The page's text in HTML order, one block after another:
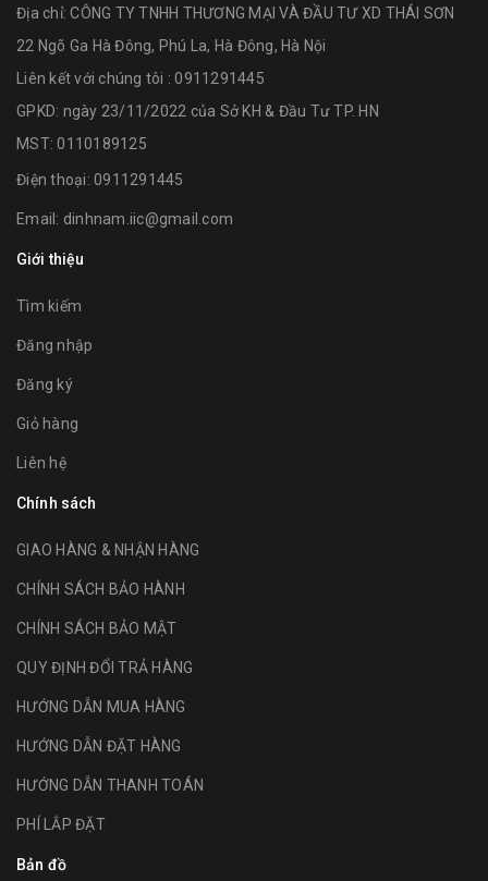
Địa chỉ:CÔNG TY TNHH THƯƠNG MẠI VÀ ĐẦU TƯ XD THÁI SƠN
22 Ngõ Ga Hà Đông, Phú La, Hà Đông, Hà Nội
Liên kết với chúng tôi : 0911291445
GPKD: ngày 23/11/2022 của Sở KH & Đầu Tư TP. HN
MST: 0110189125
Điện thoại: 0911291445
Email: dinhnam.iic@gmail.com
Giới thiệu
Tìm kiếm
Đăng nhập
Đăng ký
Giỏ hàng
Liên hệ
Chính sách
GIAO HÀNG & NHẬN HÀNG
CHÍNH SÁCH BẢO HÀNH
CHÍNH SÁCH BẢO MẬT
QUY ĐỊNH ĐỔI TRẢ HÀNG
HƯỚNG DẪN MUA HÀNG
HƯỚNG DẪN ĐẶT HÀNG
HƯỚNG DẪN THANH TOÁN
PHÍ LẮP ĐẶT
Bản đồ